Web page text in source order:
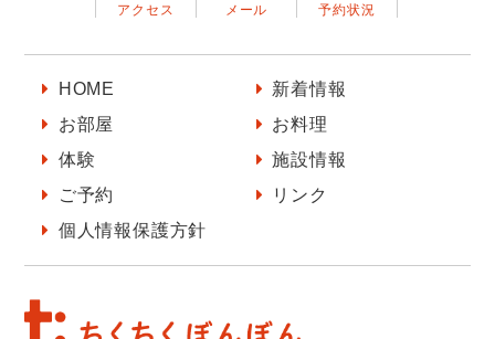
アクセス メール 予約状況
HOME
新着情報
お部屋
お料理
体験
施設情報
ご予約
リンク
個人情報保護方針